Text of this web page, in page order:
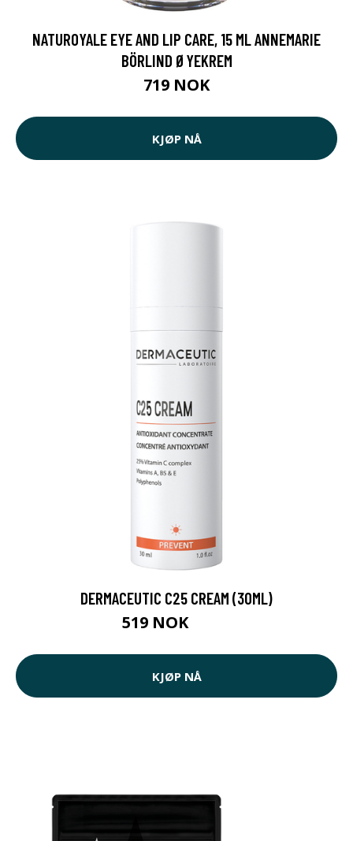
NATUROYALE EYE AND LIP CARE, 15 ML ANNEMARIE
BÖRLIND ØYEKREM
719 NOK
KJØP NÅ
DERMACEUTIC C25 CREAM (30ML)
519 NOK
KJØP NÅ